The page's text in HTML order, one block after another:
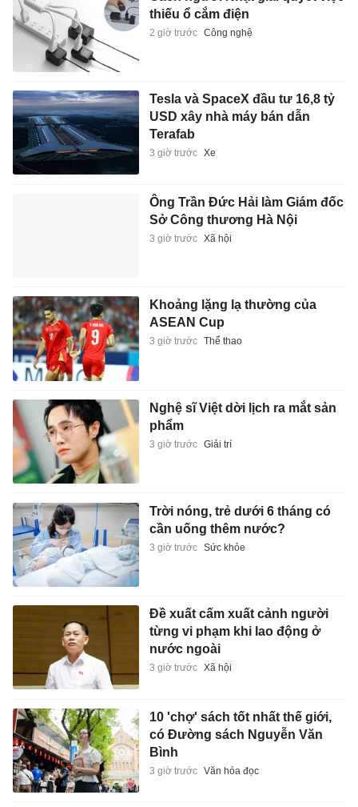
thiếu ổ cắm điện
2 giờ trước Công nghệ
Tesla và SpaceX đầu tư 16,8 tỷ
USD xây nhà máy bán dẫn
Terafab
3 giờ trước Xe
Ông Trần Đức Hải làm Giám đốc
Sở Công thương Hà Nội
3 giờ trước Xã hội
Khoảng lặng lạ thường của
ASEAN Cup
3 giờ trước Thể thao
Nghệ sĩ Việt dời lịch ra mắt sản
phẩm
3 giờ trước Giải trí
Trời nóng, trẻ dưới 6 tháng có
cần uống thêm nước?
3 giờ trước Sức khỏe
Đề xuất cấm xuất cảnh người
từng vi phạm khi lao động ở
nước ngoài
3 giờ trước Xã hội
10 'chợ' sách tốt nhất thế giới,
có Đường sách Nguyễn Văn
Bình
3 giờ trước Văn hóa đọc